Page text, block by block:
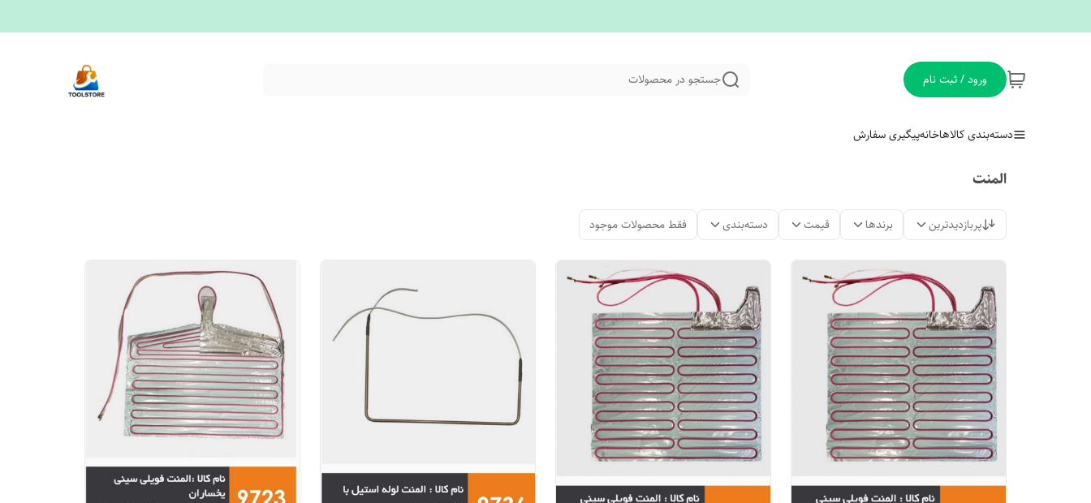
ورود / ثبت نام جستجو در محصولات
دسته‌بندی کالاهاخانهپیگیری سفارش
المنت
پربازدیدترین برندها قیمت دسته‌بندی فقط محصولات موجود